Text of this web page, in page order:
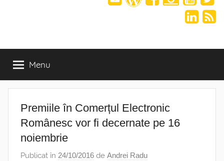
Menu
Premiile în Comerțul Electronic
Românesc vor fi decernate pe 16
noiembrie
Publicat în 24/10/2016 de Andrei Radu